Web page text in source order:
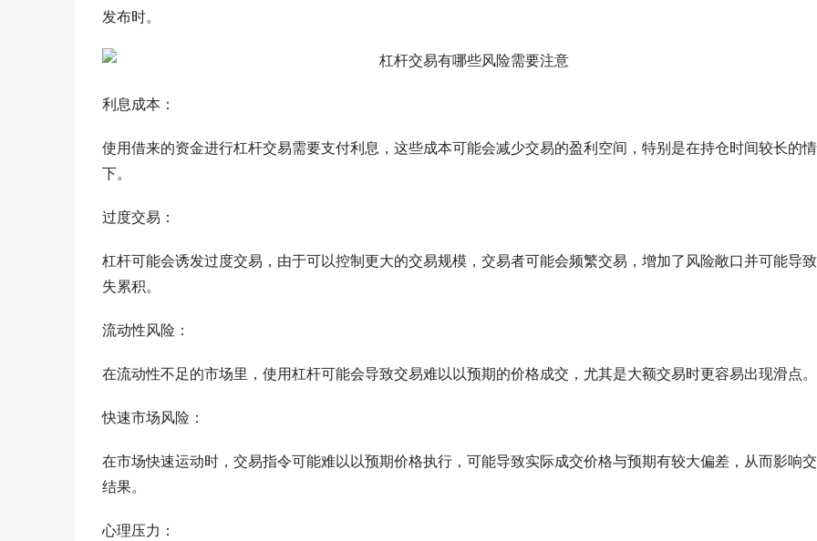
发布时。
利息成本：
使用借来的资金进行杠杆交易需要支付利息，这些成本可能会减少交易的盈利空间，特别是在持仓时间较长的
下。
过度交易：
杠杆可能会诱发过度交易，由于可以控制更大的交易规模，交易者可能会频繁交易，增加了风险敞口并可能导
失累积。
流动性风险：
在流动性不足的市场里，使用杠杆可能会导致交易难以以预期的价格成交，尤其是大额交易时更容易出现滑点。
快速市场风险：
在市场快速运动时，交易指令可能难以以预期价格执行，可能导致实际成交价格与预期有较大偏差，从而影响
结果。
心理压力：